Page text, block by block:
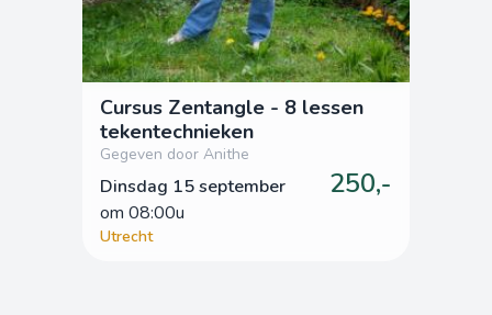
Cursus Zentangle - 8 lessen
tekentechnieken
Gegeven door Anithe
Dinsdag 15 september
om 08:00u
250,-
Utrecht